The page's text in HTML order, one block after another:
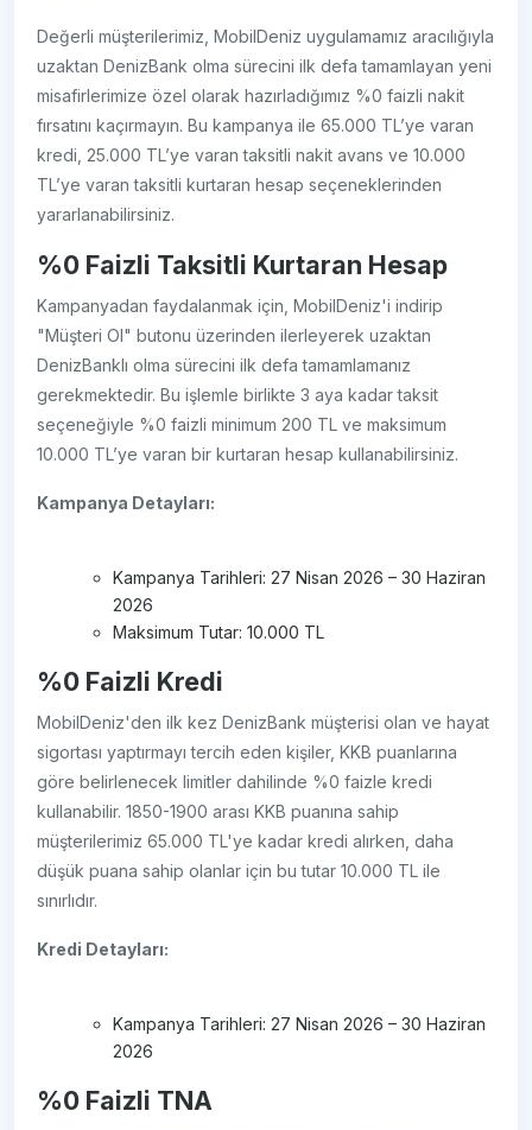
Değerli müşterilerimiz, MobilDeniz uygulamamız aracılığıyla
uzaktan DenizBank olma sürecini ilk defa tamamlayan yeni
misafirlerimize özel olarak hazırladığımız %0 faizli nakit
fırsatını kaçırmayın. Bu kampanya ile 65.000 TL’ye varan
kredi, 25.000 TL’ye varan taksitli nakit avans ve 10.000
TL’ye varan taksitli kurtaran hesap seçeneklerinden
yararlanabilirsiniz.
%0 Faizli Taksitli Kurtaran Hesap
Kampanyadan faydalanmak için, MobilDeniz'i indirip
"Müşteri Ol" butonu üzerinden ilerleyerek uzaktan
DenizBanklı olma sürecini ilk defa tamamlamanız
gerekmektedir. Bu işlemle birlikte 3 aya kadar taksit
seçeneğiyle %0 faizli minimum 200 TL ve maksimum
10.000 TL’ye varan bir kurtaran hesap kullanabilirsiniz.
Kampanya Detayları:
Kampanya Tarihleri: 27 Nisan 2026 – 30 Haziran
2026
Maksimum Tutar: 10.000 TL
%0 Faizli Kredi
MobilDeniz'den ilk kez DenizBank müşterisi olan ve hayat
sigortası yaptırmayı tercih eden kişiler, KKB puanlarına
göre belirlenecek limitler dahilinde %0 faizle kredi
kullanabilir. 1850-1900 arası KKB puanına sahip
müşterilerimiz 65.000 TL'ye kadar kredi alırken, daha
düşük puana sahip olanlar için bu tutar 10.000 TL ile
sınırlıdır.
Kredi Detayları:
Kampanya Tarihleri: 27 Nisan 2026 – 30 Haziran
2026
%0 Faizli TNA